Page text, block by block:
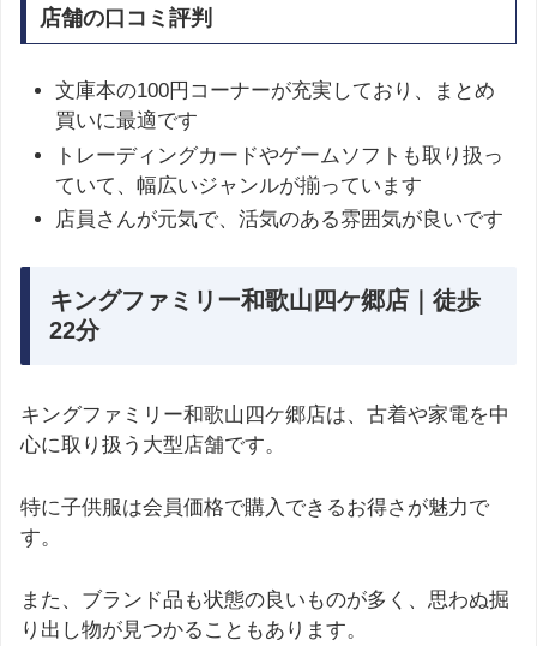
店舗の口コミ評判
文庫本の100円コーナーが充実しており、まとめ
買いに最適です
トレーディングカードやゲームソフトも取り扱っ
ていて、幅広いジャンルが揃っています
店員さんが元気で、活気のある雰囲気が良いです
キングファミリー和歌山四ケ郷店｜徒歩
22分
キングファミリー和歌山四ケ郷店は、古着や家電を中
心に取り扱う大型店舗です。
特に子供服は会員価格で購入できるお得さが魅力で
す。
また、ブランド品も状態の良いものが多く、思わぬ掘
り出し物が見つかることもあります。